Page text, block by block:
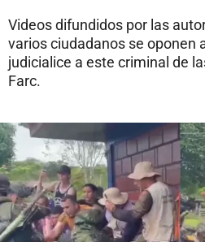
Videos difundidos por las
varios ciudadanos se oponen
judicialice a este criminal de
Farc.